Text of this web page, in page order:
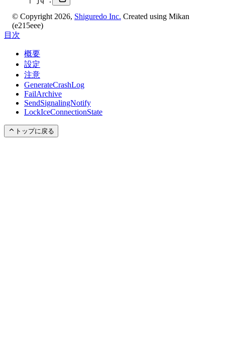
© Copyright 2026, Shiguredo Inc. Created using Mikan
(e215eee)
目次
概要
設定
注意
GenerateCrashLog
FailArchive
SendSignalingNotify
LockIceConnectionState
トップに戻る